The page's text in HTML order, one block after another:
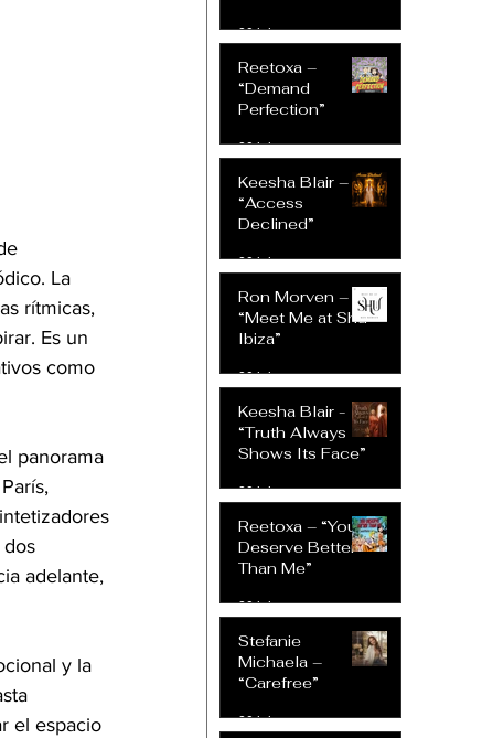
La
rítmicas,
Es un
como
panorama
adelante,
y la
el espacio
30 jul
Reetoxa –
“Demand
Perfection”
30 jul
Keesha Blair –
“Access
Declined”
30 jul
Ron Morven –
“Meet Me at Shu
Ibiza”
30 jul
Keesha Blair -
“Truth Always
Shows Its Face”
30 jul
Reetoxa – “You
Deserve Better
Than Me”
20 jul
Stefanie
Michaela –
“Carefree”
20 jul